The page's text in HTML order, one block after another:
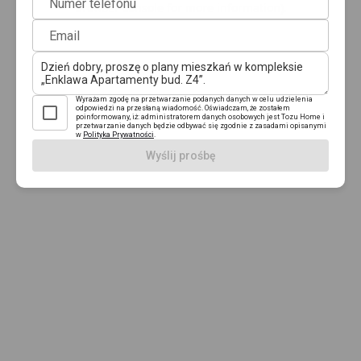
Numer telefonu
Email
Wyrażam zgodę na przetwarzanie podanych danych w celu udzielenia
odpowiedzi na przesłaną wiadomość. Oświadczam, że zostałem
poinformowany, iż: administratorem danych osobowych jest Tozu Home i
przetwarzanie danych będzie odbywać się zgodnie z zasadami opisanymi
w Polityka Prywatności
Wyślij prośbę
browser console for more information)